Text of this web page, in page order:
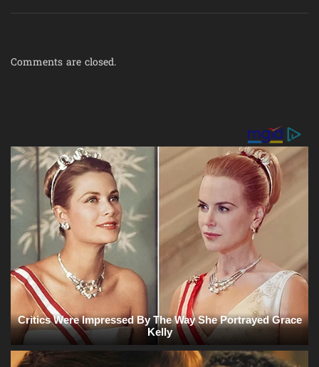
Comments are closed.